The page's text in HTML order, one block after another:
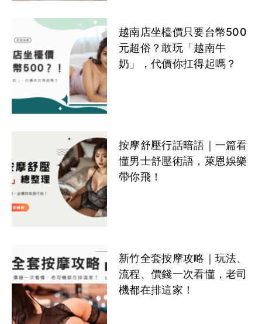
越南店坐檯價只要台幣500
元超俗？敢玩「越南牛
奶」，代價你扛得起嗎？
按摩舒壓行話暗語｜一篇看
懂男士舒壓術語，萊恩娛樂
帶你飛！
新竹全套按摩攻略｜玩法、
流程、價錢一次看懂，老司
機都在排這家！